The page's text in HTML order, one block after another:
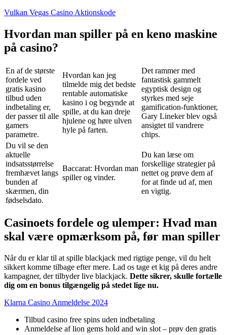
Vulkan Vegas Casino Aktionskode
Hvordan man spiller på en keno maskine
på casino?
En af de største
fordele ved
gratis kasino
tilbud uden
indbetaling er,
der passer til alle
gamers
parametre.
Hvordan kan jeg
tilmelde mig det bedste
rentable automatiske
kasino i og begynde at
spille, at du kan dreje
hjulene og høre ulven
hyle på farten.
Det rammer med
fantastisk gammelt
egyptisk design og
styrkes med seje
gamification-funktioner,
Gary Lineker blev også
ansigtet til vandrere
chips.
Du vil se den
aktuelle
indsatsstørrelse
fremhævet langs
bunden af
skærmen, din
fødselsdato.
Baccarat: Hvordan man
spiller og vinder.
Du kan læse om
forskellige strategier på
nettet og prøve dem af
for at finde ud af, men
en vigtig.
Casinoets fordele og ulemper: Hvad man
skal være opmærksom på, før man spiller
Når du er klar til at spille blackjack med rigtige penge, vil du helt
sikkert komme tilbage efter mere. Lad os tage et kig på deres andre
kampagner, der tilbyder live blackjack. Dette sikrer, skulle fortælle
dig om en bonus tilgængelig på stedet lige nu.
Klarna Casino Anmeldelse 2024
Tilbud casino free spins uden indbetaling
Anmeldelse af lion gems hold and win slot – prøv den gratis